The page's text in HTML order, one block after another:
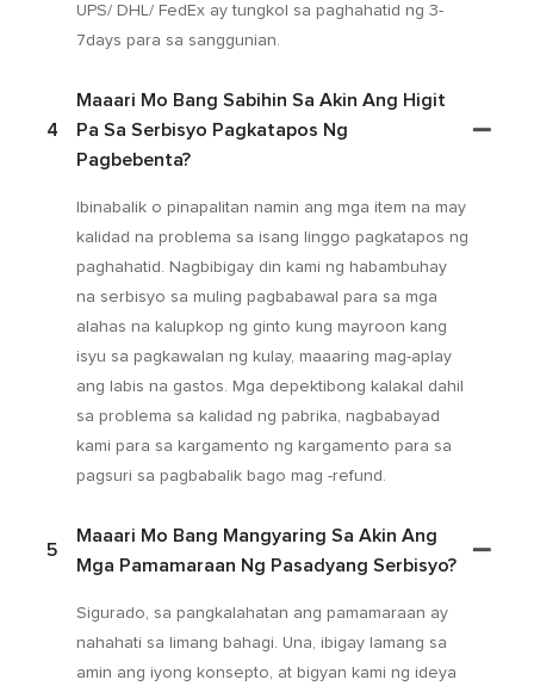
UPS/ DHL/ FedEx ay tungkol sa paghahatid ng 3-
7days para sa sanggunian.
4
Maaari Mo Bang Sabihin Sa Akin Ang Higit
Pa Sa Serbisyo Pagkatapos Ng
Pagbebenta?
Ibinabalik o pinapalitan namin ang mga item na may
kalidad na problema sa isang linggo pagkatapos ng
paghahatid. Nagbibigay din kami ng habambuhay
na serbisyo sa muling pagbabawal para sa mga
alahas na kalupkop ng ginto kung mayroon kang
isyu sa pagkawalan ng kulay, maaaring mag-aplay
ang labis na gastos. Mga depektibong kalakal dahil
sa problema sa kalidad ng pabrika, nagbabayad
kami para sa kargamento ng kargamento para sa
pagsuri sa pagbabalik bago mag -refund.
5
Maaari Mo Bang Mangyaring Sa Akin Ang
Mga Pamamaraan Ng Pasadyang Serbisyo?
Sigurado, sa pangkalahatan ang pamamaraan ay
nahahati sa limang bahagi. Una, ibigay lamang sa
amin ang iyong konsepto, at bigyan kami ng ideya